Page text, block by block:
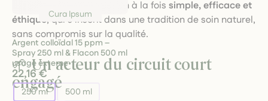
. Une solution à la fois simple, efficace et
éthique, qui s’inscrit dans une tradition de soin naturel,
sans compromis sur la qualité.
🌱 Un acteur du circuit court
engagé
Cura Ipsum
Argent colloïdal 15 ppm –
Spray 250 ml & Flacon 500 ml
usage externe
22,16 €
250 ml
500 ml